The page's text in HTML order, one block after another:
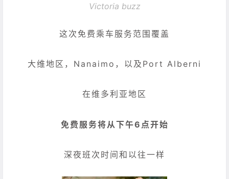
Victoria buzz
这次免费乘车服务范围覆盖
大维地区，Nanaimo，以及Port Alberni
在维多利亚地区
免费服务将从下午6点开始
深夜班次时间和以往一样